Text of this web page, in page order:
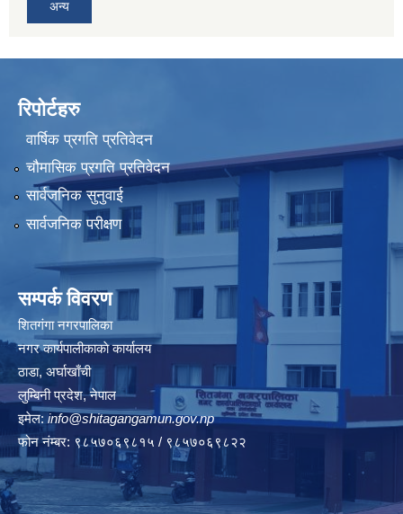
अन्य
रिपोर्टहरु
वार्षिक प्रगति प्रतिवेदन
चौमासिक प्रगति प्रतिवेदन
सार्वजनिक सुनुवाई
सार्वजनिक परीक्षण
सम्पर्क विवरण
शितगंगा नगरपालिका
नगर कार्यपालीकाकाे कार्यालय
ठाडा, अर्घाखाँची
लुम्बिनी प्रदेश, नेपाल
इमेल: info@shitagangamun.gov.np
फोन नंम्बर: ९८५७०६९८१५ / ९८५७०६९८२२